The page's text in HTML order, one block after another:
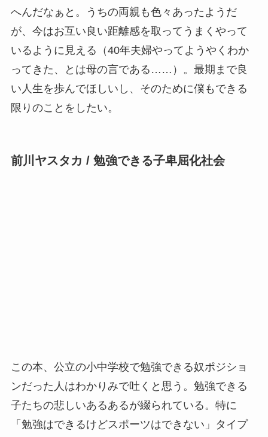
へんだなぁと。うちの両親も色々あったようだ
が、今はお互い良い距離感を取ってうまくやって
いるように見える（40年夫婦やってようやくわか
ってきた、とは母の言である……）。最期まで良
い人生を歩んでほしいし、そのために僕もできる
限りのことをしたい。
前川ヤスタカ / 勉強できる子卑屈化社会
この本、公立の小中学校で勉強できる奴ポジショ
ンだった人はわかりみで吐くと思う。勉強できる
子たちの悲しいあるあるが綴られている。特に
「勉強はできるけどスポーツはできない」タイプ